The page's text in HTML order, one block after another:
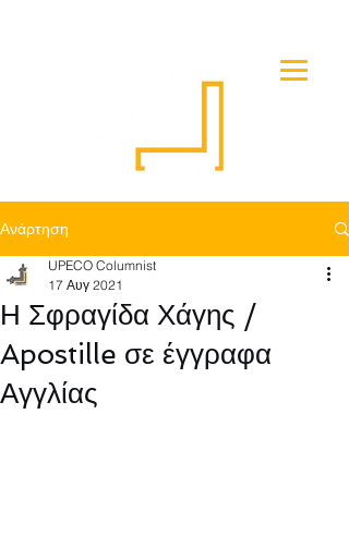
Ανάρτηση
Η Σφραγίδα Χάγης /
Apostille σε έγγραφα
Αγγλίας
UPECO Columnist
17 Αυγ 2021